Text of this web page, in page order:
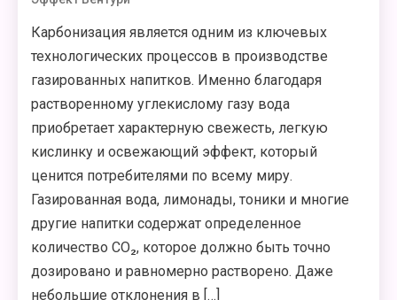
Карбонизация является одним из ключевых
технологических процессов в производстве
газированных напитков. Именно благодаря
растворенному углекислому газу вода
приобретает характерную свежесть, легкую
кислинку и освежающий эффект, который
ценится потребителями по всему миру.
Газированная вода, лимонады, тоники и многие
другие напитки содержат определенное
количество CO₂, которое должно быть точно
дозировано и равномерно растворено. Даже
небольшие отклонения в […]